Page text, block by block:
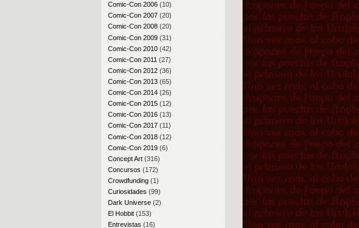
Comic-Con 2006(10)
Comic-Con 2007(20)
Comic-Con 2008(20)
Comic-Con 2009(31)
Comic-Con 2010(42)
Comic-Con 2011 (27)
Comic-Con 2012(36)
Comic-Con 2013(65)
Comic-Con 2014(26)
Comic-Con 2015(12)
Comic-Con 2016(13)
Comic-Con 2017(11)
Comic-Con 2018(12)
Comic-Con 2019(6)
Concept Art(316)
Concursos (172)
Crowdfunding(1)
Curiosidades (99)
Dark Universe(2)
El Hobbit(153)
Entrevistas (16)